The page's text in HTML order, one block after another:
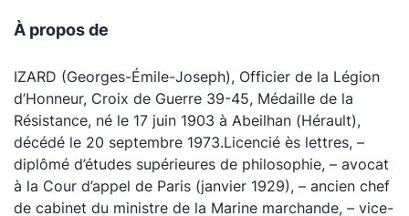
À propos de
IZARD (Georges-Émile-Joseph), Officier de la Légion
d’Honneur, Croix de Guerre 39-45, Médaille de la
Résistance, né le 17 juin 1903 à Abeilhan (Hérault),
décédé le 20 septembre 1973.Licencié ès lettres, –
diplômé d’études supérieures de philosophie, – avocat
à la Cour d’appel de Paris (janvier 1929), – ancien chef
de cabinet du ministre de la Marine marchande, – vice-
Le Concours de la Conférence
La Conférence Berryer
La Petite Conférence